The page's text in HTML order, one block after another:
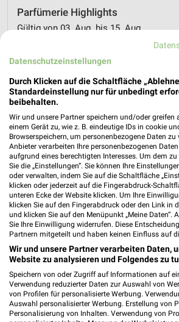
Parfümerie Highlights
Gültig von 03. Aug. bis 15. Aug.
PROSPEKT BLÄTTERN
GESCHENKIDEEN FÜR SIE
Datenschutzeinstellungen
Durch Klicken auf die Schaltfläche
Standardeinstellung nur für unbedingt
beibehalten.
Wir und unsere Partner speichern und/oder
einem Gerät zu, wie z. B. eindeutige IDs in cookie
Browserspeichern, um personenbezogene Daten zu
Anbieter verarbeiten Ihre personenbezogenen
aufgrund eines berechtigten Interesses. Um dem
Sie die „Einstellungen“. Sie können Ihre
oder verwalten, indem Sie auf die Schaltfläche
klicken oder jederzeit auf die Fingerabdruck-
unteren Ecke der Website klicken. Um Ihre
klicken Sie auf den Fingerabdruck oder den Link in
und klicken Sie auf den Menüpunkt „Meine Daten“.
Sie Ihre Einwilligung widerrufen. Diese
Partnern mitgeteilt und haben keinen Einfluss auf
Wir und unsere Partner verarbeiten Daten,
Website zu analysieren und Folgendes zu
Speichern von oder Zugriff auf Informationen auf
Verwendung reduzierter Daten zur Auswahl von
von Profilen für personalisierte Werbung.
Auswahl personalisierter Werbung. Erstellung von
Personalisierung von Inhalten. Verwendung von